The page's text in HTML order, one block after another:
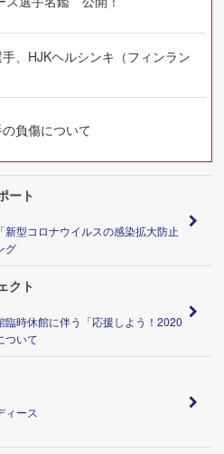
、HJKヘルシンキ（フィンラン
負傷について
ート
新型コロナウイルスの感染拡大防止
グ
クト
臨時休館に伴う「応援しよう！2020
ついて
ィース